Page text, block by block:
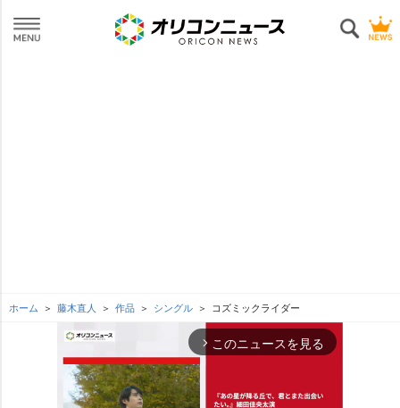
ホーム 藤木直人 作品 シングル コズミックライダー
arrow_forward_ios このニュースを見る